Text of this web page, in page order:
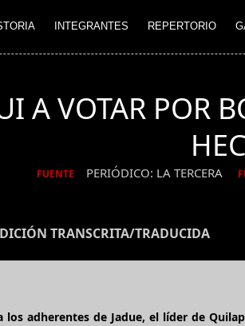
INTEGRANTES REPERTORIO
A VOTAR POR
FUENTE PERIÓDICO: LA TERCERA
TRANSCRITA/TRADUCIDA
adherentes de Jadue, el líder de